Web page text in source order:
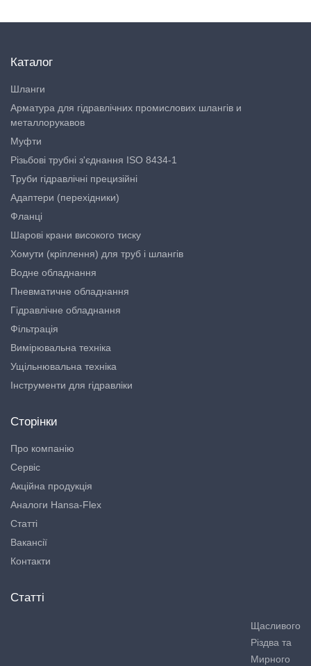
Каталог
Шланги
Арматура для гідравлічних промислових шлангів и
металлорукавов
Муфти
Різьбові трубні з'єднання ISO 8434-1
Труби гідравлічні прецизійні
Адаптери (перехідники)
Фланці
Шарові крани високого тиску
Хомути (кріплення) для труб і шлангів
Водне обладнання
Пневматичне обладнання
Гідравлічне обладнання
Фільтрація
Вимірювальна техніка
Ущільнювальна техніка
Інструменти для гідравліки
Сторінки
Про компанію
Сервіс
Акційна продукція
Аналоги Hansa-Flex
Статті
Вакансії
Контакти
Статті
Щасливого
Різдва та
Мирного